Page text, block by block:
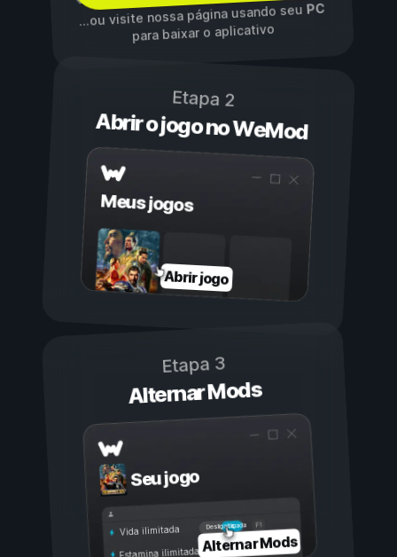
...ou visite nossa página usando seuPC
para baixar o aplicativo
Etapa 2
Abrir o jogo no WeMod
Meus jogos
Abrir jogo
Etapa 3
Alternar Mods
Seu jogo
Ligada
Desligada
Vida ilimitada
Estamina ilimitadaAlternar Mods